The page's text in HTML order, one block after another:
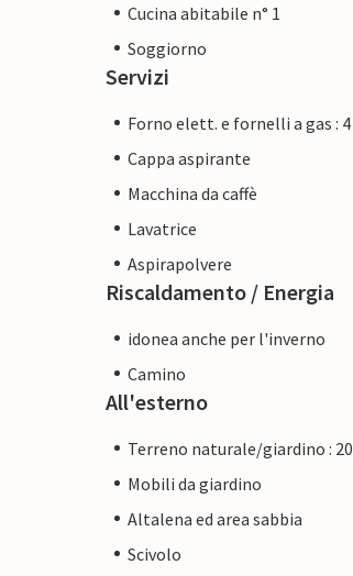
Cucina abitabile n° 1
Soggiorno
Servizi
Forno elett. e fornelli a gas :
Cappa aspirante
Macchina da caffè
Lavatrice
Aspirapolvere
Riscaldamento / Energia
idonea anche per l'inverno
Camino
All'esterno
Terreno naturale/giardino :
Mobili da giardino
Altalena ed area sabbia
Scivolo